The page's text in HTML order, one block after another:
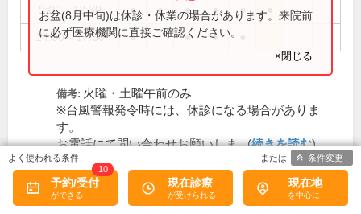
9:00～12:30 ● ● ● ● ●
14:00～17:30 ● ● ●
お盆(8月中旬)は休診・休業の場合があります。来院前
に必ず医療機関に直接ご確認ください。
×閉じる
備考: 火曜・土曜午前のみ
※台風警報発令時には、休診になる場合がありま
す。
お電話にて問い合わせお願いしま...(続きを読む)
休診日: 日、祝
予約/受付
10
現在診療 現在地
条件変更